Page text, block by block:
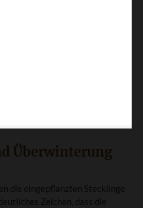
Überwinterung
die eingepflanzten Stecklinge
Zeichen, dass die